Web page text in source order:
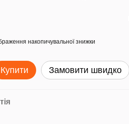
накопичувальної знижки
Купити Замовити швидко